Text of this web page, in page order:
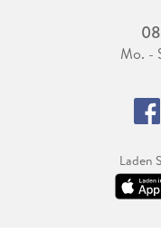
Mo. -
Laden